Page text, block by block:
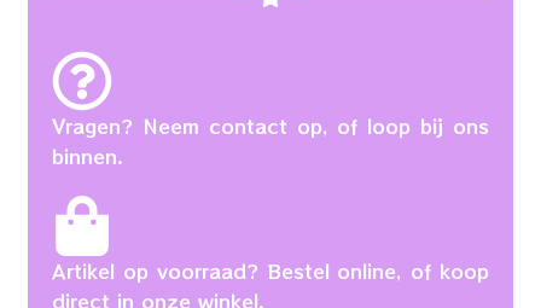
Vragen? Neem contact op, of loop bij ons
binnen.
Artikel op voorraad? Bestel online, of koop
direct in onze winkel.